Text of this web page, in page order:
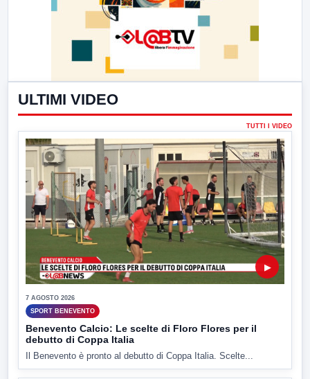
ULTIMI VIDEO
TUTTI I VIDEO
▶
7 AGOSTO 2026
SPORT BENEVENTO
Benevento Calcio: Le scelte di Floro Flores per il
debutto di Coppa Italia
Il Benevento è pronto al debutto di Coppa Italia. Scelte...